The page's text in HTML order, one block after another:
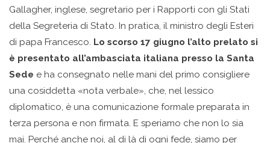
Gallagher, inglese, segretario per i Rapporti con gli Stati
della Segreteria di Stato. In pratica, il ministro degli Esteri
di papa Francesco. Lo scorso 17 giugno l’alto prelato si
è presentato all’ambasciata italiana presso la Santa
Sede e ha consegnato nelle mani del primo consigliere
una cosiddetta «nota verbale», che, nel lessico
diplomatico, è una comunicazione formale preparata in
terza persona e non firmata. E speriamo che non lo sia
mai. Perché anche noi, al di là di ogni fede, siamo per